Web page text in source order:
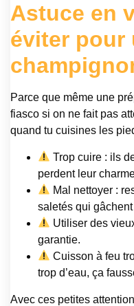
Astuce en
éviter pour
Parce que même une
fiasco si on ne fait pas
quand tu cuisines les
Trop cuire : ils
perdent leur
Mal nettoyer :
saletés qui
Utiliser des
garantie.
Cuisson à feu
trop d’eau, ça
Avec ces petites